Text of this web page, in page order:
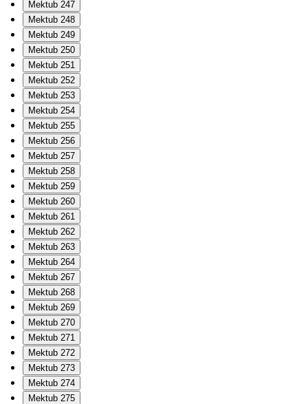
Mektub 247
Mektub 248
Mektub 249
Mektub 250
Mektub 251
Mektub 252
Mektub 253
Mektub 254
Mektub 255
Mektub 256
Mektub 257
Mektub 258
Mektub 259
Mektub 260
Mektub 261
Mektub 262
Mektub 263
Mektub 264
Mektub 267
Mektub 268
Mektub 269
Mektub 270
Mektub 271
Mektub 272
Mektub 273
Mektub 274
Mektub 275